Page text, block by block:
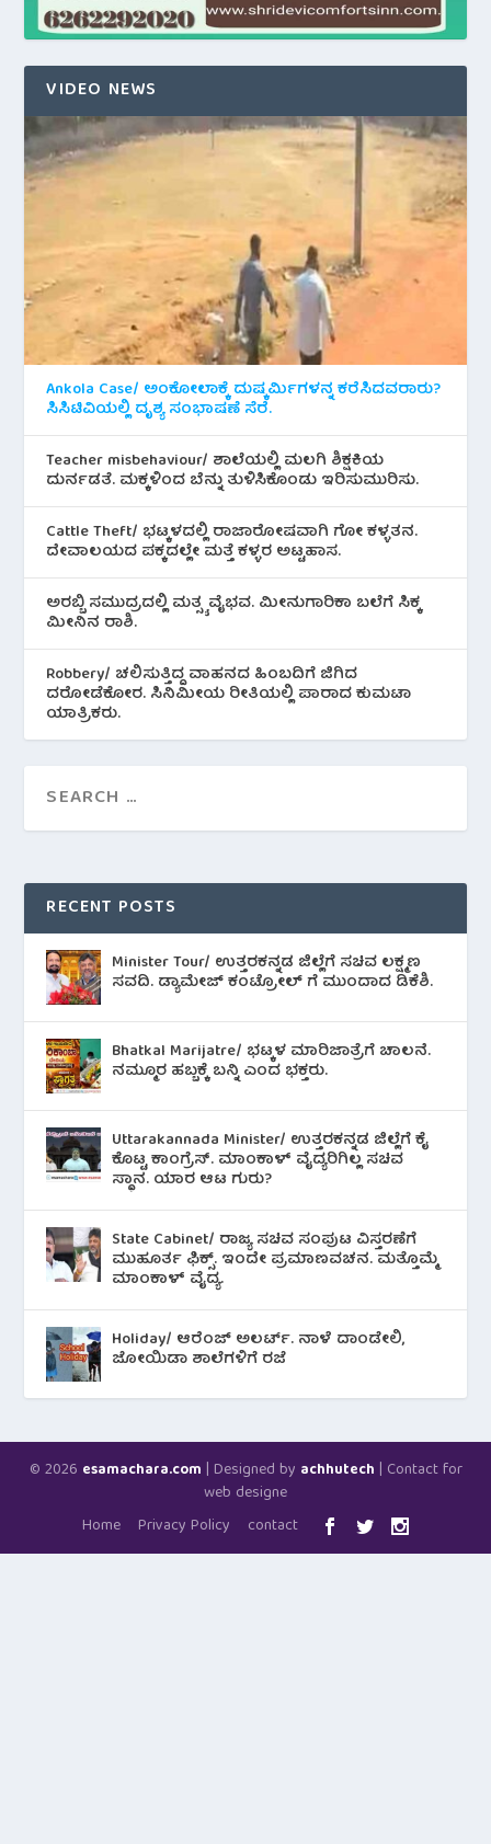
VIDEO NEWS
Ankola Case/ ಅಂಕೋಲಾಕ್ಕೆ ದುಷ್ಕರ್ಮಿಗಳನ್ನ ಕರೆಸಿದವರಾರು?
ಸಿಸಿಟಿವಿಯಲ್ಲಿ ದೃಶ್ಯ ಸಂಭಾಷಣೆ ಸೆರೆ.
Teacher misbehaviour/ ಶಾಲೆಯಲ್ಲಿ ಮಲಗಿ ಶಿಕ್ಷಕಿಯ
ದುರ್ನಡತೆ. ಮಕ್ಕಳಿಂದ ಬೆನ್ನು ತುಳಿಸಿಕೊಂಡು ಇರಿಸುಮುರಿಸು.
Cattle Theft/ ಭಟ್ಕಳದಲ್ಲಿ ರಾಜಾರೋಷವಾಗಿ ಗೋ ಕಳ್ಳತನ.
ದೇವಾಲಯದ ಪಕ್ಕದಲ್ಲೇ ಮತ್ತೆ ಕಳ್ಳರ ಅಟ್ಟಹಾಸ.
ಅರಬ್ಬಿ ಸಮುದ್ರದಲ್ಲಿ ಮತ್ಸ್ಯ ವೈಭವ. ಮೀನುಗಾರಿಕಾ ಬಲೆಗೆ ಸಿಕ್ಕ
ಮೀನಿನ‌ ರಾಶಿ.
Robbery/ ಚಲಿಸುತ್ತಿದ್ದ ವಾಹನದ ಹಿಂಬದಿಗೆ ಜಿಗಿದ
ದರೋಡೆಕೋರ. ಸಿನಿಮೀಯ ರೀತಿಯಲ್ಲಿ ಪಾರಾದ ಕುಮಟಾ
ಯಾತ್ರಿಕರು.
RECENT POSTS
Minister Tour/ ಉತ್ತರಕನ್ನಡ ಜಿಲ್ಲೆಗೆ ಸಚಿವ ಲಕ್ಷ್ಮಣ
ಸವದಿ. ಡ್ಯಾಮೇಜ್ ಕಂಟ್ರೋಲ್ ಗೆ ಮುಂದಾದ ಡಿಕೆಶಿ.
Bhatkal Marijatre/ ಭಟ್ಕಳ ಮಾರಿಜಾತ್ರೆಗೆ ಚಾಲನೆ.
ನಮ್ಮೂರ ಹಬ್ಬಕ್ಕೆ ಬನ್ನಿ ಎಂದ ಭಕ್ತರು.
Uttarakannada Minister/ ಉತ್ತರಕನ್ನಡ ಜಿಲ್ಲೆಗೆ ಕೈ
ಕೊಟ್ಟ ಕಾಂಗ್ರೆಸ್. ಮಾಂಕಾಳ್ ವೈದ್ಯರಿಗಿಲ್ಲ ಸಚಿವ
ಸ್ಥಾನ. ಯಾರ ಆಟ ಗುರು?
State Cabinet/ ರಾಜ್ಯ ಸಚಿವ ಸಂಪುಟ ವಿಸ್ತರಣೆಗೆ
ಮುಹೂರ್ತ ಫಿಕ್ಸ್. ಇಂದೇ ಪ್ರಮಾಣವಚನ. ಮತ್ತೊಮ್ಮೆ
ಮಾಂಕಾಳ್ ವೈದ್ಯ.
Holiday/ ಆರೆಂಜ್ ಅಲರ್ಟ್. ನಾಳೆ ದಾಂಡೇಲಿ,
ಜೋಯಿಡಾ ಶಾಲೆಗಳಿಗೆ ರಜೆ
© 2026 esamachara.com | Designed by achhutech | Contact for
web designe
Home
Privacy Policy contact